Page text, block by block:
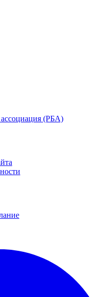
ассоциация (РБА)